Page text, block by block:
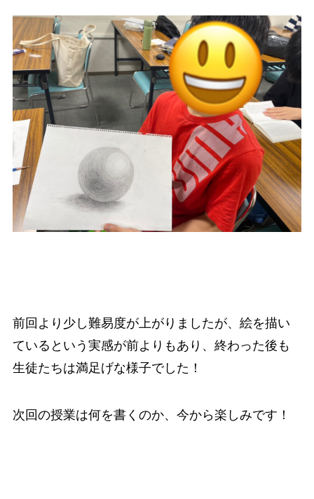
前回より少し難易度が上がりましたが、絵を描い
ているという実感が前よりもあり、終わった後も
生徒たちは満足げな様子でした！
次回の授業は何を書くのか、今から楽しみです！